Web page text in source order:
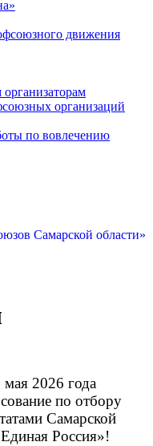
движения
организаций
по вовлечению
Самарской области»
2026 года
по отбору
Самарской
Россия»!